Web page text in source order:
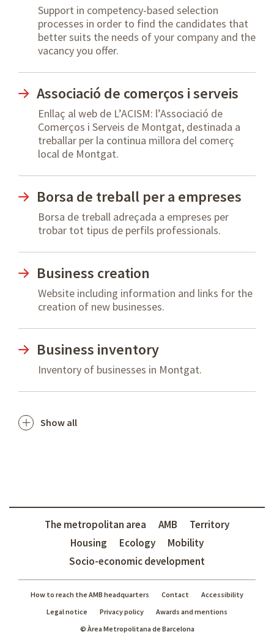
Support in competency-based selection
processes in order to find the candidates that
better suits the needs of your company and the
vacancy you offer.
Associació de comerços i serveis
Enllaç al web de L’ACISM: l’Associació de
Comerços i Serveis de Montgat, destinada a
treballar per la continua millora del comerç
local de Montgat.
Borsa de treball per a empreses
Borsa de treball adreçada a empreses per
trobar tot tipus de perfils professionals.
Business creation
Website including information and links for the
creation of new businesses.
Business inventory
Inventory of businesses in Montgat.
Show all
The metropolitan area AMB
Territory
Housing
Ecology
Mobility
Socio-economic development
How to reach the AMB headquarters Contact
Accessibility
Legal notice
Privacy policy
Awards and mentions
© Àrea Metropolitana de Barcelona